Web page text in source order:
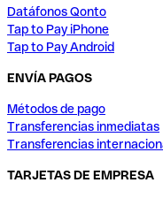
Datáfonos Qonto
Tap to Pay iPhone
Tap to Pay Android
ENVÍA PAGOS
Métodos de pago
Transferencias inmediatas
Transferencias
TARJETAS DE EMPRESA